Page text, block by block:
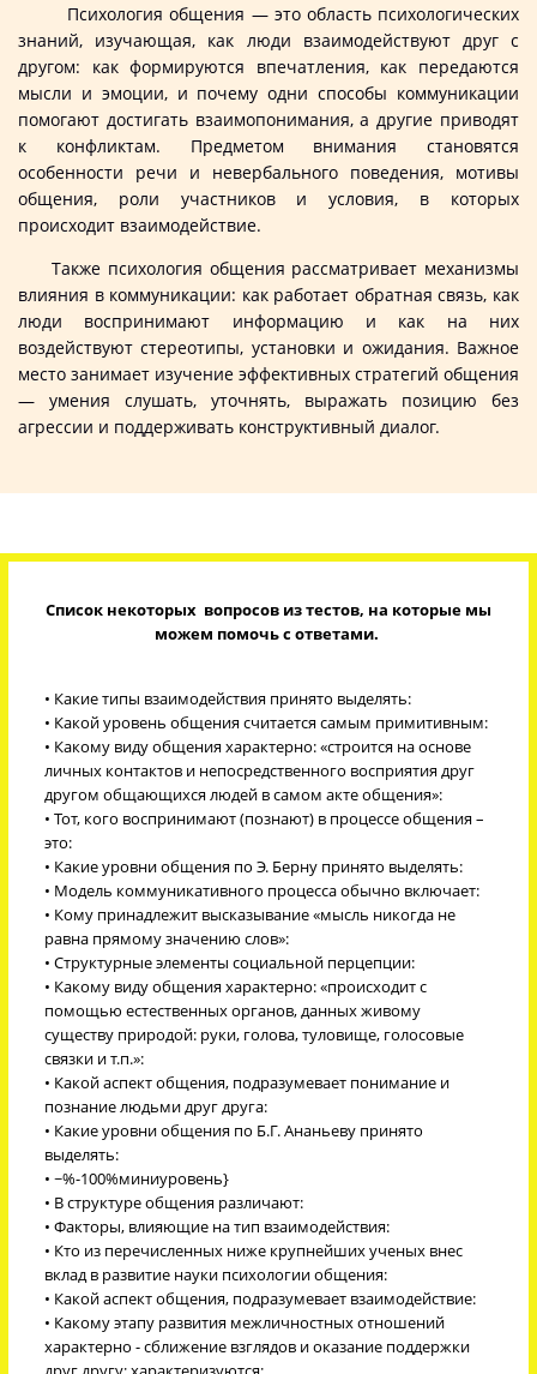
Психология общения — это область психологических
знаний, изучающая, как люди взаимодействуют друг с
другом: как формируются впечатления, как передаются
мысли и эмоции, и почему одни способы коммуникации
помогают достигать взаимопонимания, а другие приводят
к конфликтам. Предметом внимания становятся
особенности речи и невербального поведения, мотивы
общения, роли участников и условия, в которых
происходит взаимодействие.
Также психология общения рассматривает механизмы
влияния в коммуникации: как работает обратная связь, как
люди воспринимают информацию и как на них
воздействуют стереотипы, установки и ожидания. Важное
место занимает изучение эффективных стратегий общения
— умения слушать, уточнять, выражать позицию без
агрессии и поддерживать конструктивный диалог.
Список некоторых вопросов из тестов, на которые мы
можем помочь с ответами.
• Какие типы взаимодействия принято выделять:
• Какой уровень общения считается самым примитивным:
• Какому виду общения характерно: «строится на основе
личных контактов и непосредственного восприятия друг
другом общающихся людей в самом акте общения»:
• Тот, кого воспринимают (познают) в процессе общения –
это:
• Какие уровни общения по Э. Берну принято выделять:
• Модель коммуникативного процесса обычно включает:
• Кому принадлежит высказывание «мысль никогда не
равна прямому значению слов»:
• Структурные элементы социальной перцепции:
• Какому виду общения характерно: «происходит с
помощью естественных органов, данных живому
существу природой: руки, голова, туловище, голосовые
связки и т.п.»:
• Какой аспект общения, подразумевает понимание и
познание людьми друг друга:
• Какие уровни общения по Б.Г. Ананьеву принято
выделять:
• ~%-100%миниуровень}
• В структуре общения различают:
• Факторы, влияющие на тип взаимодействия:
• Кто из перечисленных ниже крупнейших ученых внес
вклад в развитие науки психологии общения:
• Какой аспект общения, подразумевает взаимодействие:
• Какому этапу развития межличностных отношений
характерно - сближение взглядов и оказание поддержки